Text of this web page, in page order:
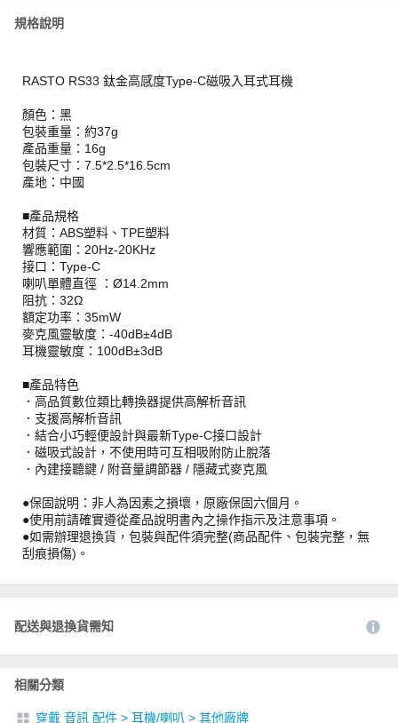
規格說明
RASTO RS33 鈦金高感度Type-C磁吸入耳式耳機
顏色：黑
包裝重量：約37g
產品重量：16g
包裝尺寸：7.5*2.5*16.5cm
產地：中國
■產品規格
材質：ABS塑料、TPE塑料
響應範圍：20Hz-20KHz
接口：Type-C
喇叭單體直徑 ：Ø14.2mm
阻抗：32Ω
額定功率：35mW
麥克風靈敏度：-40dB±4dB
耳機靈敏度：100dB±3dB
■產品特色
．高品質數位類比轉換器提供高解析音訊
．支援高解析音訊
．結合小巧輕便設計與最新Type-C接口設計
．磁吸式設計，不使用時可互相吸附防止脫落
．內建接聽鍵 / 附音量調節器 / 隱藏式麥克風
●保固說明：非人為因素之損壞，原廠保固六個月。
●使用前請確實遵從產品說明書內之操作指示及注意事項。
●如需辦理退換貨，包裝與配件須完整(商品配件、包裝完整，無
刮痕損傷)。
配送與退換貨需知
相關分類
穿戴 音訊 配件 > 耳機/喇叭 > 其他廠牌